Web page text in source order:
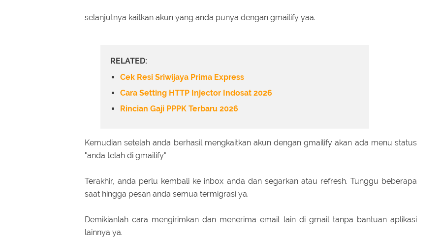
selanjutnya kaitkan akun yang anda punya dengan gmailify yaa.
RELATED:
Cek Resi Sriwijaya Prima Express
Cara Setting HTTP Injector Indosat 2026
Rincian Gaji PPPK Terbaru 2026
Kemudian setelah anda berhasil mengkaitkan akun dengan gmailify akan ada menu status
"anda telah di gmailify"
Terakhir, anda perlu kembali ke inbox anda dan segarkan atau refresh. Tunggu beberapa
saat hingga pesan anda semua termigrasi ya.
Demikianlah cara mengirimkan dan menerima email lain di gmail tanpa bantuan aplikasi
lainnya ya.